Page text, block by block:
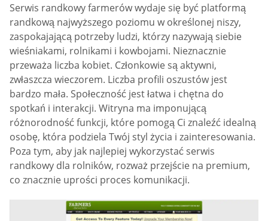
Serwis randkowy farmerów wydaje się być platformą
randkową najwyższego poziomu w określonej niszy,
zaspokajającą potrzeby ludzi, którzy nazywają siebie
wieśniakami, rolnikami i kowbojami. Nieznacznie
przeważa liczba kobiet. Członkowie są aktywni,
zwłaszcza wieczorem. Liczba profili oszustów jest
bardzo mała. Społeczność jest łatwa i chętna do
spotkań i interakcji. Witryna ma imponującą
różnorodność funkcji, które pomogą Ci znaleźć idealną
osobę, która podziela Twój styl życia i zainteresowania.
Poza tym, aby jak najlepiej wykorzystać serwis
randkowy dla rolników, rozważ przejście na premium,
co znacznie uprości proces komunikacji.